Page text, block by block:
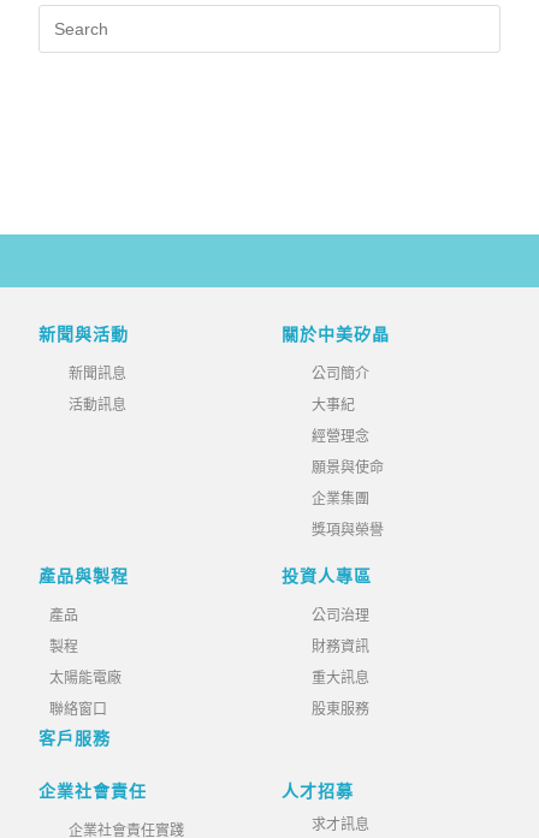
新聞與活動
新聞訊息
活動訊息
關於中美矽晶
公司簡介
大事紀
經營理念
願景與使命
企業集團
獎項與榮譽
產品與製程
產品
製程
太陽能電廠
聯絡窗口
客戶服務
投資人專區
公司治理
財務資訊
重大訊息
股東服務
企業社會責任
企業社會責任實踐
人才招募
求才訊息